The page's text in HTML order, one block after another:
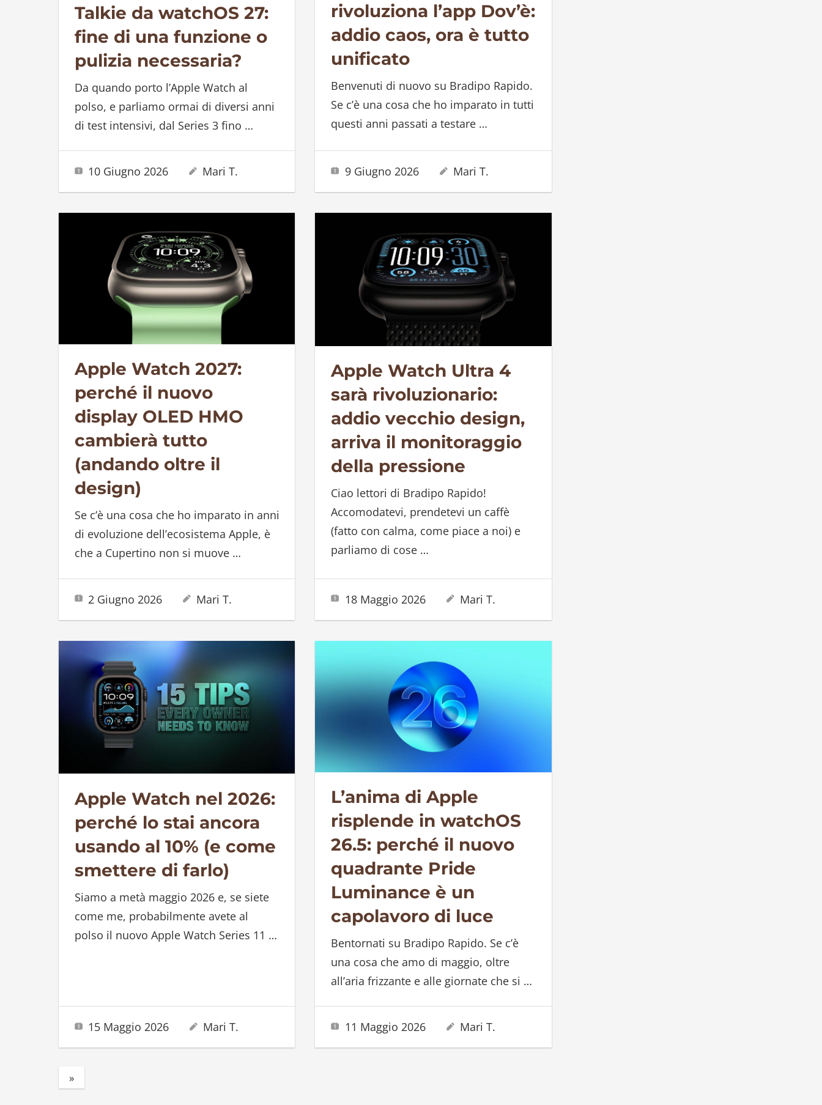
Talkie da watchOS 27:
fine di una funzione o
pulizia necessaria?
Da quando porto l’Apple Watch al
polso, e parliamo ormai di diversi anni
di test intensivi, dal Series 3 fino …
10 Giugno 2026 Mari T.
rivoluziona l’app Dov’è:
addio caos, ora è tutto
unificato
Benvenuti di nuovo su Bradipo Rapido.
Se c’è una cosa che ho imparato in tutti
questi anni passati a testare …
9 Giugno 2026 Mari T.
Apple Watch 2027:
perché il nuovo
display OLED HMO
cambierà tutto
(andando oltre il
design)
Se c’è una cosa che ho imparato in anni
di evoluzione dell’ecosistema Apple, è
che a Cupertino non si muove …
2 Giugno 2026 Mari T.
Apple Watch Ultra 4
sarà rivoluzionario:
addio vecchio design,
arriva il monitoraggio
della pressione
Ciao lettori di Bradipo Rapido!
Accomodatevi, prendetevi un caffè
(fatto con calma, come piace a noi) e
parliamo di cose …
18 Maggio 2026 Mari T.
Apple Watch nel 2026:
perché lo stai ancora
usando al 10% (e come
smettere di farlo)
Siamo a metà maggio 2026 e, se siete
come me, probabilmente avete al
polso il nuovo Apple Watch Series 11 …
15 Maggio 2026 Mari T.
L’anima di Apple
risplende in watchOS
26.5: perché il nuovo
quadrante Pride
Luminance è un
capolavoro di luce
Bentornati su Bradipo Rapido. Se c’è
una cosa che amo di maggio, oltre
all’aria frizzante e alle giornate che si …
11 Maggio 2026 Mari T.
Paginazione
Next
»